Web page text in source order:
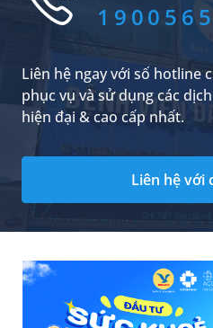
khỏe mạnh?
Liên hệ ngay với số hotline
phục vụ và sử dụng các
hiện đại & cao cấp nhất.
Liên hệ với